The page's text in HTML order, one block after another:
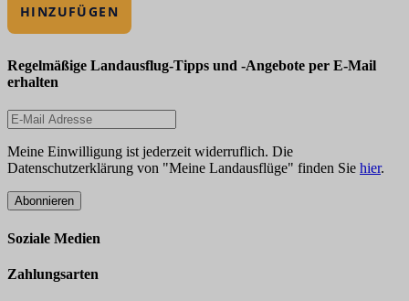
HINZUFÜGEN
Regelmäßige Landausflug-Tipps und -Angebote per E-Mail
erhalten
Meine Einwilligung ist jederzeit widerruflich. Die
Datenschutzerklärung von "Meine Landausflüge" finden Sie hier.
Abonnieren
Soziale Medien
Zahlungsarten